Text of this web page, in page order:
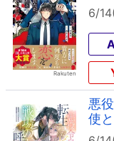
6/
悪
使